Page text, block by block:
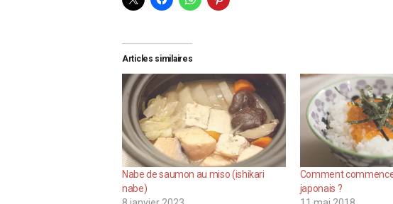
Articles similaires
Nabe de saumon au miso (ishikari
nabe)
Comment
japonais ?